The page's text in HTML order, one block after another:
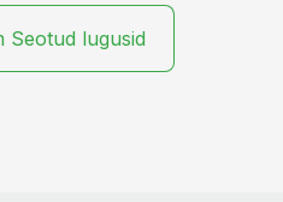
kuude peale, siis
toimub sageli väga
– kõigest 2-4 nädalaga.
Seotud lugusid